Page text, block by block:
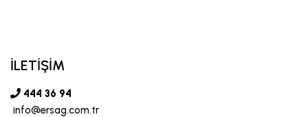
İLETİŞİM
444 36 94
info@ersag.com.tr